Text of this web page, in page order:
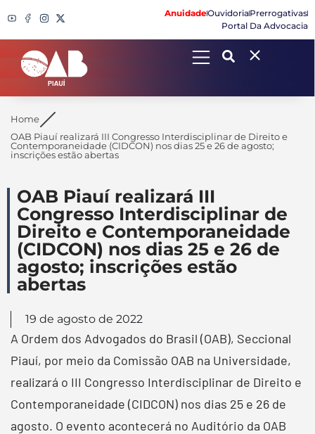
AnuidadeOuvidoriaPrerrogativas
Portal Da Advocacia
Search
Home
OAB Piauí realizará III Congresso Interdisciplinar de Direito e
Contemporaneidade (CIDCON) nos dias 25 e 26 de agosto;
inscrições estão abertas
OAB Piauí realizará III
Congresso Interdisciplinar de
Direito e Contemporaneidade
(CIDCON) nos dias 25 e 26 de
agosto; inscrições estão
abertas
19 de agosto de 2022
A Ordem dos Advogados do Brasil (OAB), Seccional
Piauí, por meio da Comissão OAB na Universidade,
realizará o III Congresso Interdisciplinar de Direito e
Contemporaneidade (CIDCON) nos dias 25 e 26 de
agosto. O evento acontecerá no Auditório da OAB